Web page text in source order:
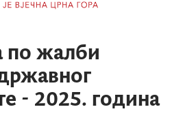
по жалби
- 2025. година